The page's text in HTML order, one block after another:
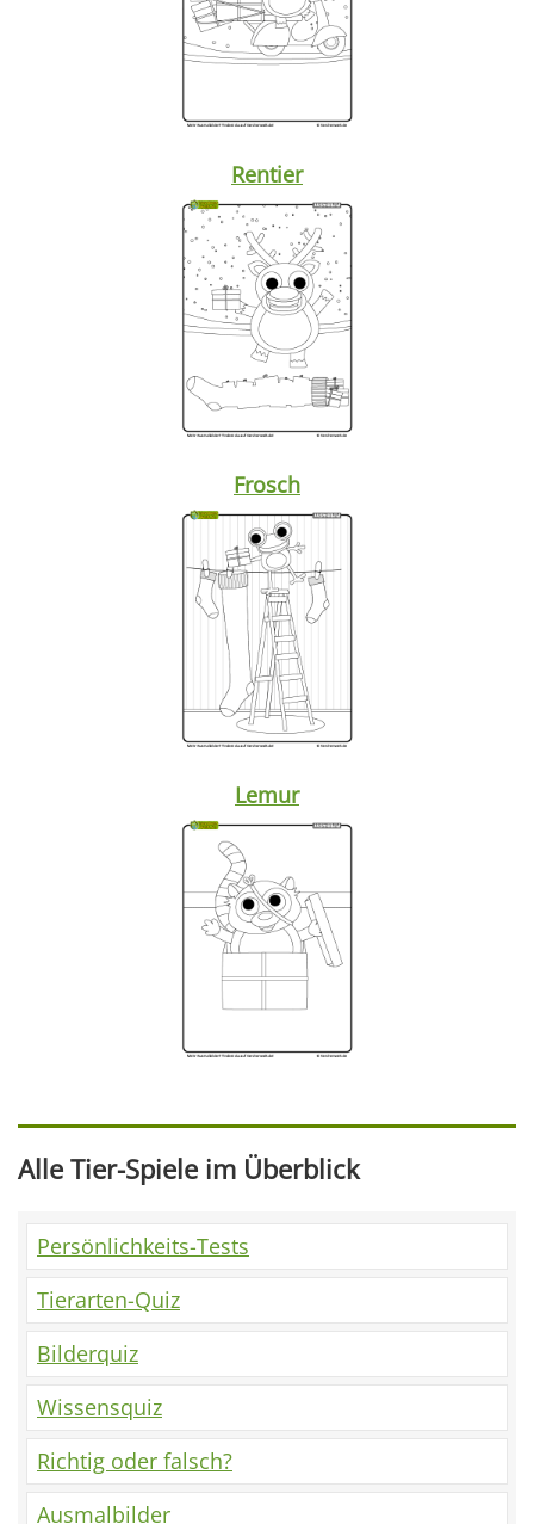
Rentier
Frosch
Lemur
Alle Tier-Spiele im Überblick
Persönlichkeits-Tests
Tierarten-Quiz
Bilderquiz
Wissensquiz
Richtig oder falsch?
Ausmalbilder